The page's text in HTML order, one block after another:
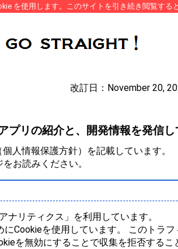
を使用します。このサイトを引き続き閲覧する
改訂日：November 20,
リの紹介と、開発情報を発信し
人情報保護方針）を記載しています。
お読みください。
ナリティクス」を利用しています。
Cookieを使用しています。 このトラ
を無効にすることで収集を拒否するこ